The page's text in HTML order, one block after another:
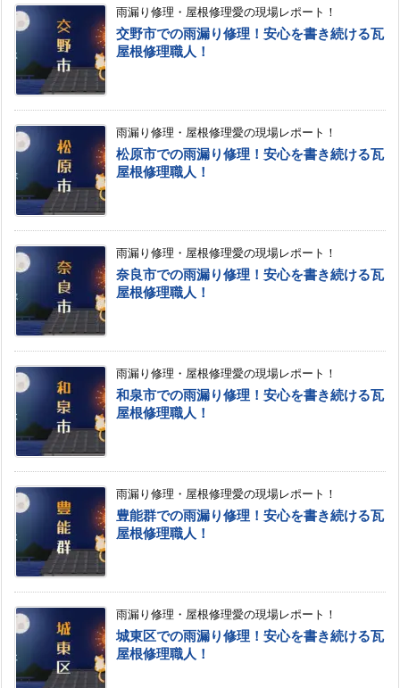
雨漏り修理・屋根修理愛の現場レポート！
交野市での雨漏り修理！安心を書き続ける瓦
屋根修理職人！
雨漏り修理・屋根修理愛の現場レポート！
松原市での雨漏り修理！安心を書き続ける瓦
屋根修理職人！
雨漏り修理・屋根修理愛の現場レポート！
奈良市での雨漏り修理！安心を書き続ける瓦
屋根修理職人！
雨漏り修理・屋根修理愛の現場レポート！
和泉市での雨漏り修理！安心を書き続ける瓦
屋根修理職人！
雨漏り修理・屋根修理愛の現場レポート！
豊能群での雨漏り修理！安心を書き続ける瓦
屋根修理職人！
雨漏り修理・屋根修理愛の現場レポート！
城東区での雨漏り修理！安心を書き続ける瓦
屋根修理職人！